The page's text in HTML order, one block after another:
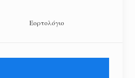
Εορτολόγιο